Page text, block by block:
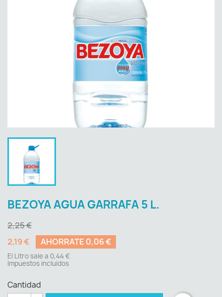
BEZOYA AGUA GARRAFA 5 L.
2,25 €
2,19 €
AHORRATE 0,06 €
El Litro sale a 0,44 €
Impuestos incluidos
Cantidad